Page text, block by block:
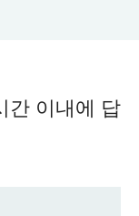
간 이내에 답